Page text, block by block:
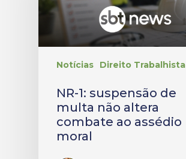
Notícias Direito Trabalhista
NR-1: suspensão de
multa não altera
combate ao assédio
moral